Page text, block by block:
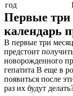
Отзывы
Статьи
Контакты
год
Первые три
календарь
В первые три
предстоит
новорожденного
гепатита В еще в
появиться после
раз их будут